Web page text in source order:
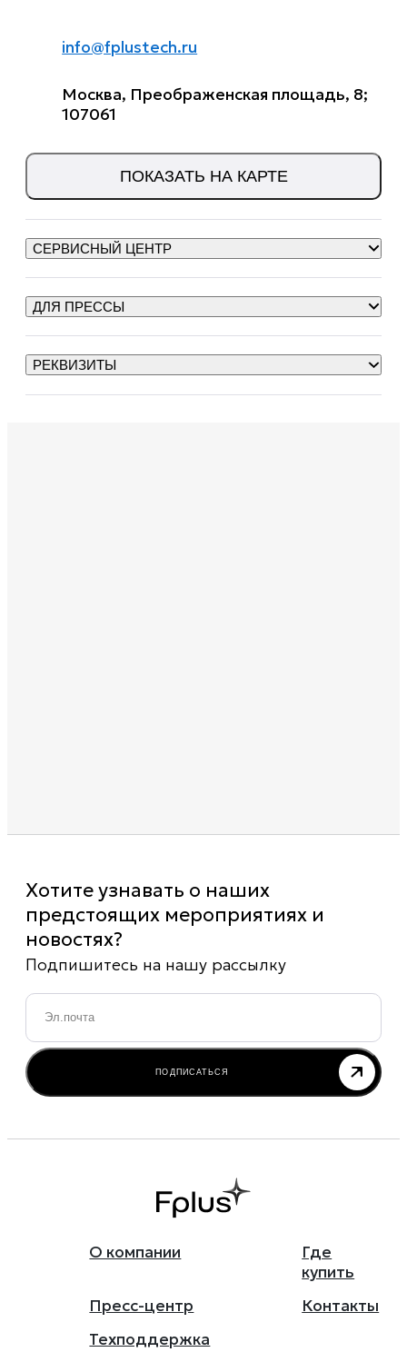
info@fplustech.ru
Москва, Преображенская площадь, 8;
107061
ПОКАЗАТЬ НА КАРТЕ
СЕРВИСНЫЙ ЦЕНТР
ДЛЯ ПРЕССЫ
РЕКВИЗИТЫ
Хотите узнавать о наших
предстоящих мероприятиях и
новостях?
Подпишитесь на нашу рассылку
Email
ПОДПИСАТЬСЯ
О компании
Где
купить
Пресс-центр
Контакты
Техподдержка